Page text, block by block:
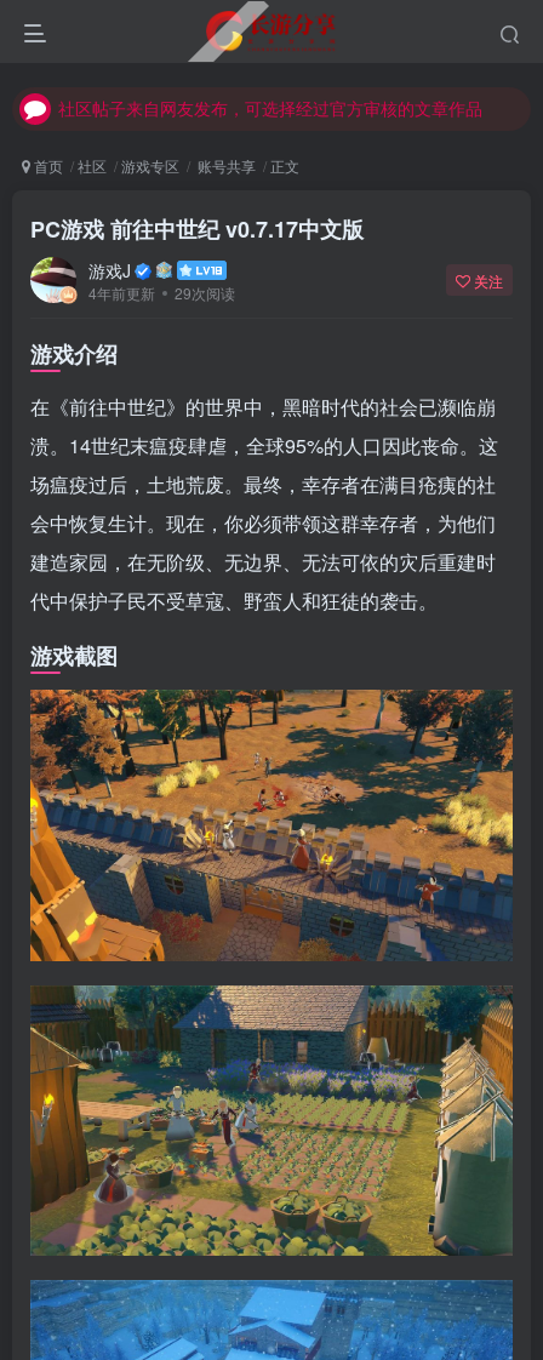
社区帖子来自网友发布，可选择经过官方审核的文章作品
社区帖子来自网友发布，可选择经过官方审核的文章作品
社区帖子来自网友发布，可选择经过官方审核的文章作品
首页 社区 游戏专区 账号共享 正文
PC游戏 前往中世纪 v0.7.17中文版
游戏J
4年前更新 29次阅读
关注
游戏介绍
在《前往中世纪》的世界中，黑暗时代的社会已濒临崩
溃。14世纪末瘟疫肆虐，全球95%的人口因此丧命。这
场瘟疫过后，土地荒废。最终，幸存者在满目疮痍的社
会中恢复生计。现在，你必须带领这群幸存者，为他们
建造家园，在无阶级、无边界、无法可依的灾后重建时
代中保护子民不受草寇、野蛮人和狂徒的袭击。
游戏截图